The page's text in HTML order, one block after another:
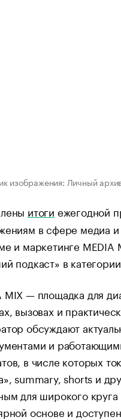
изображения: Личный
итоги ежегодной
в сфере медиа
и маркетинге
подкаст» в
MIX — площадка для
вызовах и
обсуждают
и
в числе которых
summary, shorts и
для широкого
основе и